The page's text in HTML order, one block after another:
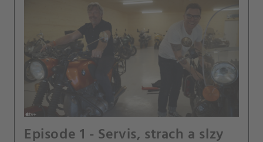
Episode 1 - Servis, strach a slzy